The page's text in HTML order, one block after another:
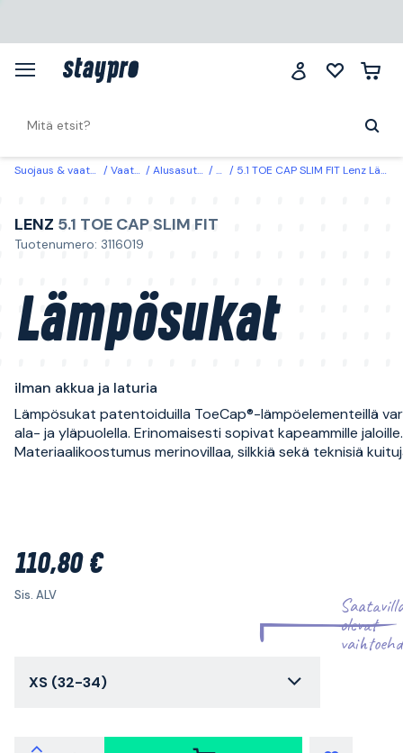
Suojaus & vaatteet Vaatteet Alusasut & sukat Sukat5.1 TOE CAP SLIM FIT Lenz Lämpösukat ilman akkua ja laturia XS (32-34)
LENZ 5.1 TOE CAP SLIM FIT
Tuotenumero: 3116019
Lämpösukat
ilman akkua ja laturia
Lämpösukat patentoiduilla ToeCap®-lämpöelementeillä
ala- ja yläpuolella. Erinomaisesti sopivat kapeammille jaloille.
Materiaalikoostumus merinovillaa, silkkiä sekä teknisiä
110,80 €
Sis. ALV
olevat
XS (32-34)